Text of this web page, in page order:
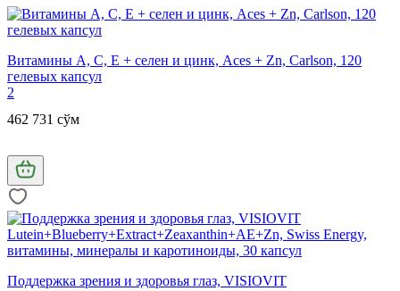
Витамины А, С, Е + селен и цинк, Aces + Zn, Carlson, 120
гелевых капсул
2
462 731 сўм
Поддержка зрения и здоровья глаз, VISIOVIT